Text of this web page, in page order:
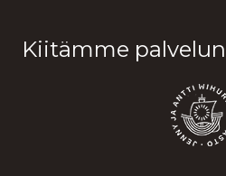
Kiitämme